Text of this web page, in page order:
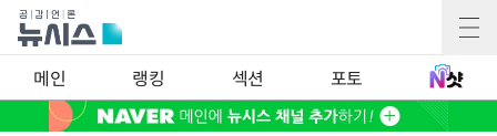
메인 랭킹 섹션 포토